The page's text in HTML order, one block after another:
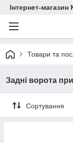
Інтернет-
Товари та
Задні ворота
Сортування